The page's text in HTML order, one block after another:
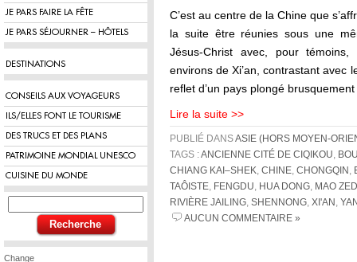
JE PARS FAIRE LA FÊTE
JE PARS SÉJOURNER – HÔTELS
DESTINATIONS
CONSEILS AUX VOYAGEURS
ILS/ELLES FONT LE TOURISME
DES TRUCS ET DES PLANS
PATRIMOINE MONDIAL UNESCO
CUISINE DU MONDE
Change
C’est au centre de la Chine que
la suite être réunies sous une
Jésus-Christ avec, pour
environs de Xi’an, contrastant avec
reflet d’un pays plongé
Lire la suite >>
PUBLIÉ DANSASIE (HORS MOYEN-
TAGS :ANCIENNE CITÉ DE CIQIKOU
CHIANG KAI–SHEK CHINE CHONGQIN
TAÔISTE
FENGDU HUA DONG
MAO
RIVIÈRE JAILING SHENNONG XI'AN
AUCUN COMMENTAIRE »